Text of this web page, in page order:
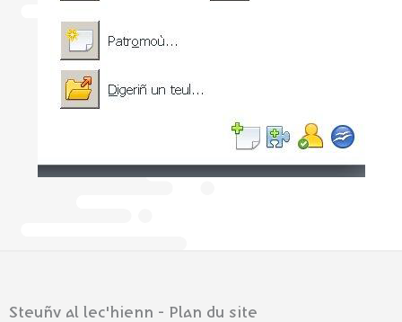
Steuñv al lec'hienn - Plan du site